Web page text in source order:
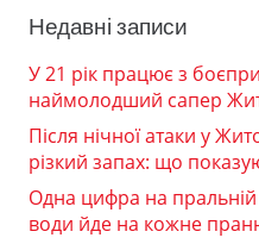
Недавні записи
У 21 рік працює з
наймолодший сапер
Після нічної атаки у
різкий запах: що
Одна цифра на
води йде на кожне